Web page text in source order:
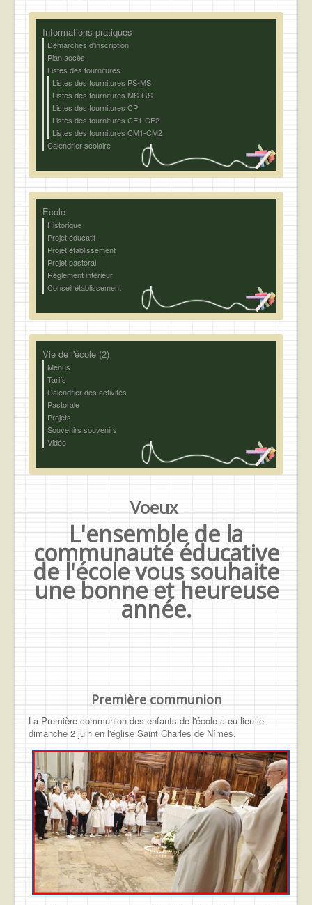
Informations pratiques
Démarches d'inscription
Plan accès
Listes des fournitures
Listes des fournitures PS-MS
Listes des fournitures MS-GS
Listes des fournitures CP
Listes des fournitures CE1-CE2
Listes des fournitures CM1-CM2
Calendrier scolaire
Ecole
Historique
Projet éducatif
Projet établissement
Projet pastoral
Règlement intérieur
Conseil établissement
Vie de l'école (2)
Menus
Tarifs
Calendrier des activités
Pastorale
Projets
Souvenirs souvenirs
Vidéo
Voeux
L'ensemble de la
communauté éducative
de l'école vous souhaite
une bonne et heureuse
année.
Première communion
La Première communion des enfants de l'école a eu lieu le
dimanche 2 juin en l'église Saint Charles de Nîmes.